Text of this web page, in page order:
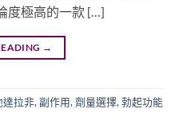
度極高的一款 […]
→
達拉非, 副作用, 劑量選擇, 勃起功能